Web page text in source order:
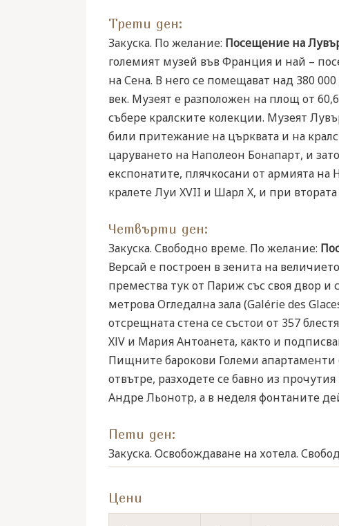
Трети ден:
Закуска. По желание: Посещение на
големият музей във Франция и най –
на Сена. В него се помещават над 380
век. Музеят е разположен на площ от
събере кралските колекции. Музеят
били притежание на църквата и на
царуването на Наполеон Бонапарт, и
експонатите, плячкосани от армията
кралете Луи XVII и Шарл X, и при
Четвърти ден:
Закуска. Свободно време. По желание:
Версай е построен в зенита на
премества тук от Париж със своя двор и
метрова Огледална зала (Galérie des
отсрещната стена се състои от 357
ХІV и Мария Антоанета, както и
Пищните барокови Големи апартаменти
отвътре, разходете се бавно из
Андре Льонотр, а в неделя фонтаните
Пети ден:
Закуска. Освобождаване на хотела.
Цени